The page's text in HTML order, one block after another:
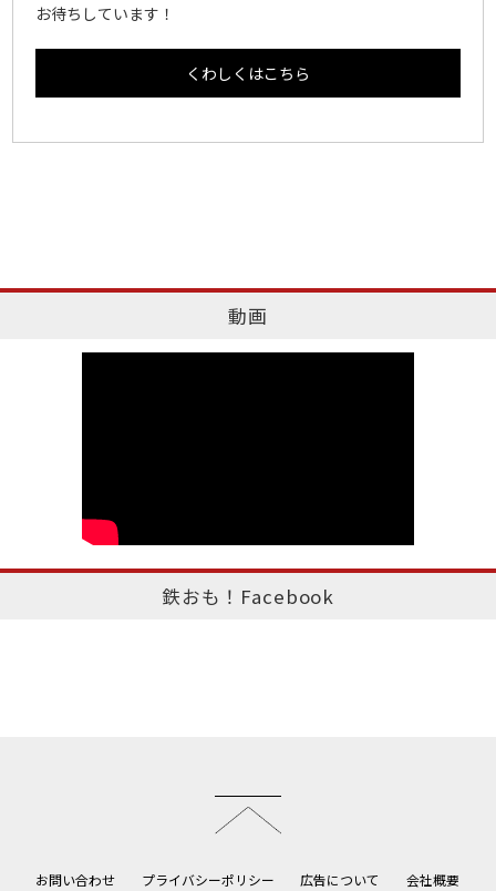
お待ちしています！
くわしくはこちら
動画
鉄おも！Facebook
お問い合わせ プライバシーポリシー 広告について 会社概要